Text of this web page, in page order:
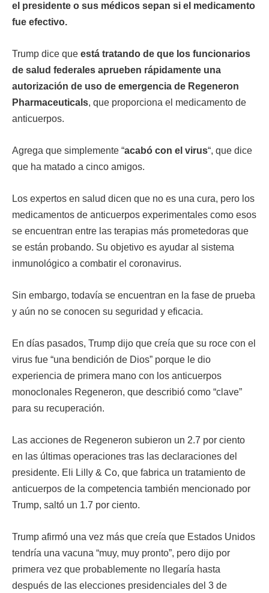
el presidente o sus médicos sepan si el medicamento
fue efectivo.
Trump dice que está tratando de que los funcionarios
de salud federales aprueben rápidamente una
autorización de uso de emergencia de Regeneron
Pharmaceuticals, que proporciona el medicamento de
anticuerpos.
Agrega que simplemente “acabó con el virus“, que dice
que ha matado a cinco amigos.
Los expertos en salud dicen que no es una cura, pero los
medicamentos de anticuerpos experimentales como esos
se encuentran entre las terapias más prometedoras que
se están probando. Su objetivo es ayudar al sistema
inmunológico a combatir el coronavirus.
Sin embargo, todavía se encuentran en la fase de prueba
y aún no se conocen su seguridad y eficacia.
En días pasados, Trump dijo que creía que su roce con el
virus fue “una bendición de Dios” porque le dio
experiencia de primera mano con los anticuerpos
monoclonales Regeneron, que describió como “clave”
para su recuperación.
Las acciones de Regeneron subieron un 2.7 por ciento
en las últimas operaciones tras las declaraciones del
presidente. Eli Lilly & Co, que fabrica un tratamiento de
anticuerpos de la competencia también mencionado por
Trump, saltó un 1.7 por ciento.
Trump afirmó una vez más que creía que Estados Unidos
tendría una vacuna “muy, muy pronto”, pero dijo por
primera vez que probablemente no llegaría hasta
después de las elecciones presidenciales del 3 de